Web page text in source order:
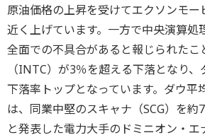
原油価格の上昇を受けてエクソンモー
近く上げています。一方で中央演算処
全面での不具合があると報じられたこ
（INTC）が3％を超える下落となり
下落率トップとなっています。ダウ平
は、同業中堅のスキャナ（SCG）を約
と発表した電力大手のドミニオン・